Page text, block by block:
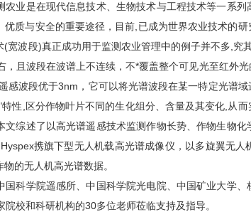
是在现代信息技术、生物技术与工程技术等一系列
质与安全的重要途径，目前,已成为世界农业技术的
宽波段)真正成功用于监测农业管理中的例子并不多,
，且波段在波谱上不连续，不*覆盖整个可见光至红外
感波段优于3nm，它可以将光谱波段在某一特定光谱
性,区分作物叶片不同的生化组分、含量及其变化,从
文综述了以高光谱遥感技术监测作物长势、作物生物
携旗下型无人机载高光谱成像仪，以多旋翼无
的无人机高光谱数据。
学院遥感所、中国科学院光电院、中国矿业大学、
校和科研机构的30多位老师莅临支持及指导。